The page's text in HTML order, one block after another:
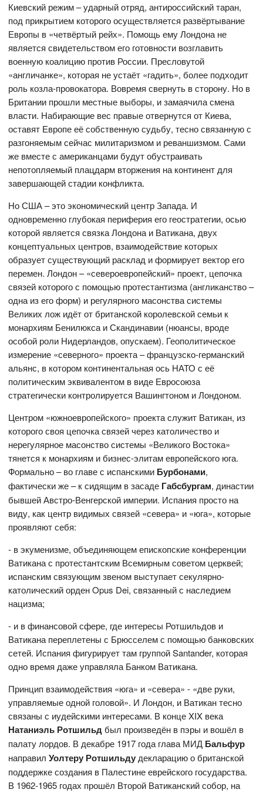
Киевский режим – ударный отряд, антироссийский таран,
под прикрытием которого осуществляется развёртывание
Европы в «четвёртый рейх». Помощь ему Лондона не
является свидетельством его готовности возглавить
военную коалицию против России. Пресловутой
«англичанке», которая не устаёт «гадить», более подходит
роль козла-провокатора. Вовремя свернуть в сторону. Но в
Британии прошли местные выборы, и замаячила смена
власти. Набирающие вес правые отвернутся от Киева,
оставят Европе её собственную судьбу, тесно связанную с
разгоняемым сейчас милитаризмом и реваншизмом. Сами
же вместе с американцами будут обустраивать
непотопляемый плацдарм вторжения на континент для
завершающей стадии конфликта.
Но США – это экономический центр Запада. И
одновременно глубокая периферия его геостратегии, осью
которой является связка Лондона и Ватикана, двух
концептуальных центров, взаимодействие которых
образует существующий расклад и формирует вектор его
перемен. Лондон – «североевропейский» проект, цепочка
связей которого с помощью протестантизма (англиканство –
одна из его форм) и регулярного масонства системы
Великих лож идёт от британской королевской семьи к
монархиям Бенилюкса и Скандинавии (нюансы, вроде
особой роли Нидерландов, опускаем). Геополитическое
измерение «северного» проекта – французско-германский
альянс, в котором континентальная ось НАТО с её
политическим эквивалентом в виде Евросоюза
стратегически контролируется Вашингтоном и Лондоном.
Центром «южноевропейского» проекта служит Ватикан, из
которого своя цепочка связей через католичество и
нерегулярное масонство системы «Великого Востока»
тянется к монархиям и бизнес-элитам европейского юга.
Формально – во главе с испанскими Бурбонами,
фактически же – к сидящим в засаде Габсбургам, династии
бывшей Австро-Венгерской империи. Испания просто на
виду, как центр видимых связей «севера» и «юга», которые
проявляют себя:
- в экуменизме, объединяющем епископские конференции
Ватикана с протестантским Всемирным советом церквей;
испанским связующим звеном выступает секулярно-
католический орден Opus Dei, связанный с наследием
нацизма;
- и в финансовой сфере, где интересы Ротшильдов и
Ватикана переплетены с Брюсселем с помощью банковских
сетей. Испания фигурирует там группой Santander, которая
одно время даже управляла Банком Ватикана.
Принцип взаимодействия «юга» и «севера» - «две руки,
управляемые одной головой». И Лондон, и Ватикан тесно
связаны с иудейскими интересами. В конце XIX века
Натаниэль Ротшильдбыл произведён в пэры и вошёл в
палату лордов. В декабре 1917 года глава МИД Бальфур
направилУолтеру Ротшильду декларацию о британской
поддержке создания в Палестине еврейского государства.
В 1962-1965 годах прошёл Второй Ватиканский собор, на